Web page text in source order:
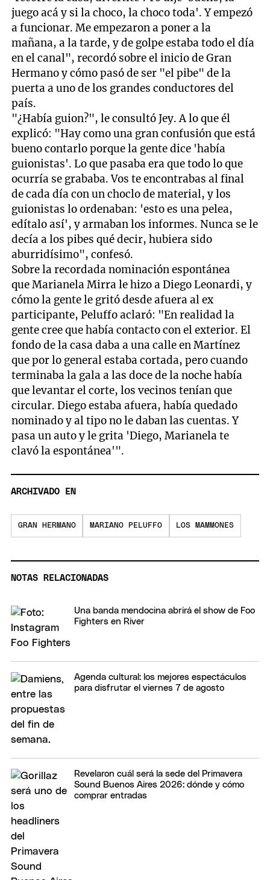
juego acá y si la choco, la choco toda'. Y empezó
a funcionar. Me empezaron a poner a la
mañana, a la tarde, y de golpe estaba todo el día
en el canal", recordó sobre el inicio de Gran
Hermano y cómo pasó de ser "el pibe" de la
puerta a uno de los grandes conductores del
país.
"¿Había guion?", le consultó Jey. A lo que él
explicó: "Hay como una gran confusión que está
bueno contarlo porque la gente dice 'había
guionistas'. Lo que pasaba era que todo lo que
ocurría se grababa. Vos te encontrabas al final
de cada día con un choclo de material, y los
guionistas lo ordenaban: 'esto es una pelea,
edítalo así', y armaban los informes. Nunca se le
decía a los pibes qué decir, hubiera sido
aburridísimo", confesó.
Sobre la recordada nominación espontánea
que Marianela Mirra le hizo a Diego Leonardi, y
cómo la gente le gritó desde afuera al ex
participante, Peluffo aclaró: "En realidad la
gente cree que había contacto con el exterior. El
fondo de la casa daba a una calle en Martínez
que por lo general estaba cortada, pero cuando
terminaba la gala a las doce de la noche había
que levantar el corte, los vecinos tenían que
circular. Diego estaba afuera, había quedado
nominado y al tipo no le daban las cuentas. Y
pasa un auto y le grita 'Diego, Marianela te
clavó la espontánea'".
ARCHIVADO EN
GRAN HERMANO MARIANO PELUFFO LOS MAMMONES
NOTAS RELACIONADAS
Una banda mendocina abrirá el show de Foo
Fighters en River
Agenda cultural: los mejores espectáculos
para disfrutar el viernes 7 de agosto
Revelaron cuál será la sede del Primavera
Sound Buenos Aires 2026: dónde y cómo
comprar entradas